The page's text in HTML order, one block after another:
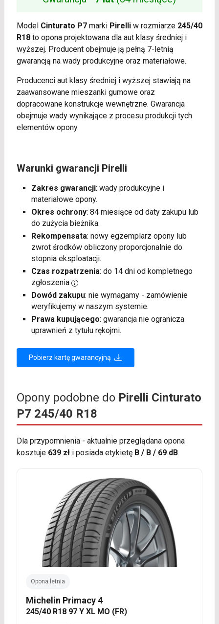
Model Cinturato P7marki Pirelliw rozmiarze 245/40
R18to opona projektowana dla aut klasy średniej i
wyższej. Producent obejmuje ją pełną 7-letnią
gwarancją na wady produkcyjne oraz materiałowe.
Producenci aut klasy średniej i wyższej stawiają na
zaawansowane mieszanki gumowe oraz
dopracowane konstrukcje wewnętrzne. Gwarancja
obejmuje wady wynikające z procesu produkcji tych
elementów opony.
Warunki gwarancji Pirelli
Zakres gwarancji: wady produkcyjne i
materiałowe opony.
Okres ochrony: 84 miesiące od daty zakupu lub
do zużycia bieżnika.
Rekompensata: nowy egzemplarz opony lub
zwrot środków obliczony proporcjonalnie do
stopnia eksploatacji.
Czas rozpatrzenia: do 14 dni od kompletnego
zgłoszenia
Dowód zakupu: nie wymagamy - zamówienie
weryfikujemy w naszym systemie.
Prawa kupującego: gwarancja nie ogranicza
uprawnień z tytułu rękojmi.
Pobierz kartę gwarancyjną
Opony podobne do Pirelli Cinturato
P7 245/40 R18
Dla przypomnienia - aktualnie przeglądana opona
kosztuje 639 złi posiada etykietę B / B / 69 dB.
Opona letnia
Michelin Primacy 4
245/40 R18 97 Y XL MO (FR)